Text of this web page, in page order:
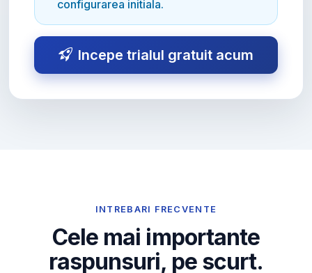
configurarea initiala.
Incepe trialul gratuit acum
INTREBARI FRECVENTE
Cele mai importante
raspunsuri, pe scurt.